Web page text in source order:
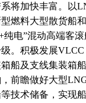
加快丰富。以
燃料大型散货船
纯电”混动高端客
。积极发展
船及支线集装箱
前瞻做好大型
技术储备，实现